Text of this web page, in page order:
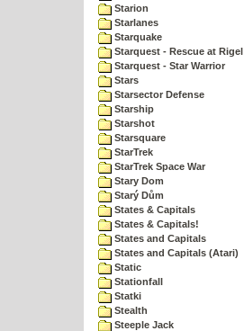
Starion
Starlanes
Starquake
Starquest - Rescue at Rigel
Starquest - Star Warrior
Stars
Starsector Defense
Starship
Starshot
Starsquare
StarTrek
StarTrek Space War
Stary Dom
Starý Dům
States & Capitals
States & Capitals!
States and Capitals
States and Capitals (Atari)
Static
Stationfall
Statki
Stealth
Steeple Jack